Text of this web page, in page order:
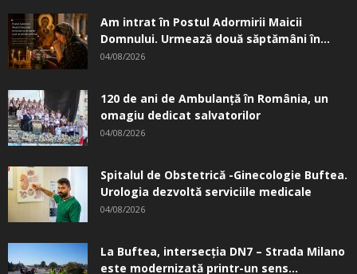
Am intrat în Postul Adormirii Maicii
Domnului. Urmează două săptămâni în...
04/08/2026
120 de ani de Ambulanță în România, un
omagiu dedicat salvatorilor
04/08/2026
Spitalul de Obstetrică -Ginecologie Buftea.
Urologia dezvoltă serviciile medicale
04/08/2026
La Buftea, intersecţia DN7 – Strada Milano
este modernizată printr-un sens...